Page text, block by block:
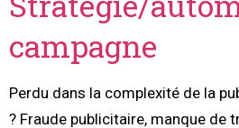
campagne
Perdu dans la complexité de la
? Fraude publicitaire, manque de